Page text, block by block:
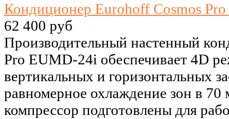
Кондиционер Eurohoff Cosmos
62 400 руб
Производительный настенный
Pro EUMD-24i обеспечивает 4D
вертикальных и горизонтальных
равномерное охлаждение зон в
компрессор подготовлены для